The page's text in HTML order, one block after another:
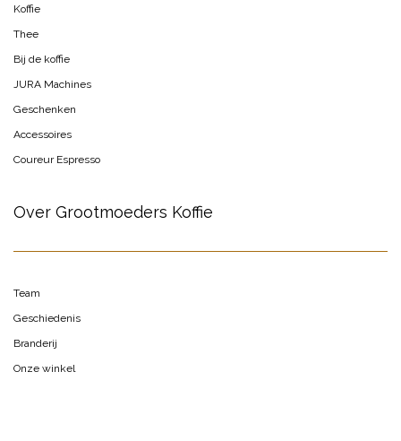
Koffie
Thee
Bij de koffie
JURA Machines
Geschenken
Accessoires
Coureur Espresso
Over Grootmoeders Koffie
Team
Geschiedenis
Branderij
Onze winkel